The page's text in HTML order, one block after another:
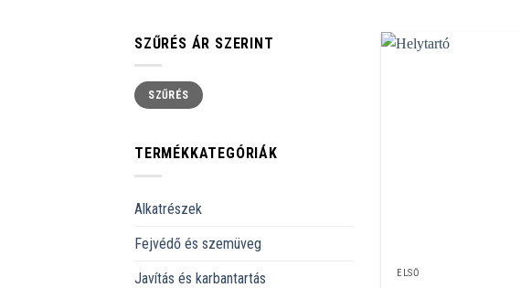
SZŰRÉS ÁR SZERINT
Min
ár
Max
ár
SZŰRÉS
TERMÉKKATEGÓRIÁK
Alkatrészek
Fejvédő és szemüveg
Javítás és karbantartás
ELSŐ